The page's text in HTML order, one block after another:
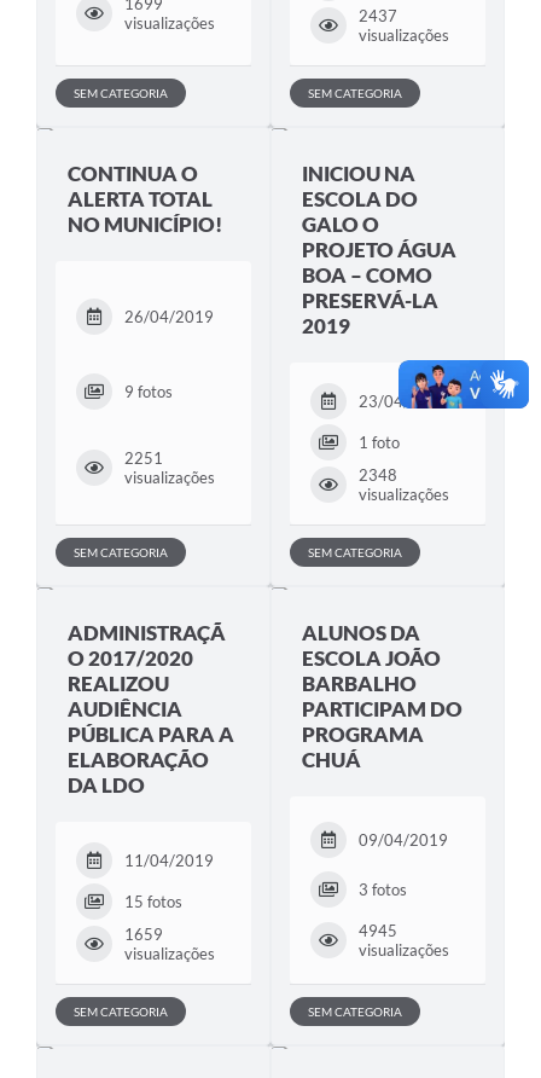
visualizações
SEM CATEGORIA
2437
visualizações
SEM CATEGORIA
CONTINUA O
ALERTA TOTAL
NO MUNICÍPIO!
26/04/2019
9 fotos
2251
visualizações
SEM CATEGORIA
INICIOU NA
ESCOLA DO
GALO O
PROJETO ÁGUA
BOA – COMO
PRESERVÁ-LA
2019
23/04/2019
1 foto
2348
visualizações
SEM CATEGORIA
ADMINISTRAÇÃ
O 2017/2020
REALIZOU
AUDIÊNCIA
PÚBLICA PARA A
ELABORAÇÃO
DA LDO
11/04/2019
15 fotos
1659
visualizações
SEM CATEGORIA
ALUNOS DA
ESCOLA JOÃO
BARBALHO
PARTICIPAM DO
PROGRAMA
CHUÁ
09/04/2019
3 fotos
4945
visualizações
SEM CATEGORIA